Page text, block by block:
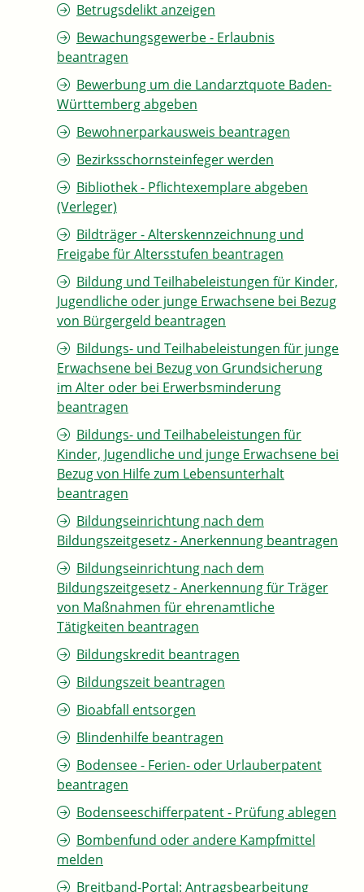
Betrugsdelikt anzeigen
Bewachungsgewerbe - Erlaubnis
beantragen
Bewerbung um die Landarztquote Baden-
Württemberg abgeben
Bewohnerparkausweis beantragen
Bezirksschornsteinfeger werden
Bibliothek - Pflichtexemplare abgeben
(Verleger)
Bildträger - Alterskennzeichnung und
Freigabe für Altersstufen beantragen
Bildung und Teilhabeleistungen für Kinder,
Jugendliche oder junge Erwachsene bei Bezug
von Bürgergeld beantragen
Bildungs- und Teilhabeleistungen für junge
Erwachsene bei Bezug von Grundsicherung
im Alter oder bei Erwerbsminderung
beantragen
Bildungs- und Teilhabeleistungen für
Kinder, Jugendliche und junge Erwachsene bei
Bezug von Hilfe zum Lebensunterhalt
beantragen
Bildungseinrichtung nach dem
Bildungszeitgesetz - Anerkennung beantragen
Bildungseinrichtung nach dem
Bildungszeitgesetz - Anerkennung für Träger
von Maßnahmen für ehrenamtliche
Tätigkeiten beantragen
Bildungskredit beantragen
Bildungszeit beantragen
Bioabfall entsorgen
Blindenhilfe beantragen
Bodensee - Ferien- oder Urlauberpatent
beantragen
Bodenseeschifferpatent - Prüfung ablegen
Bombenfund oder andere Kampfmittel
melden
Breitband-Portal: Antragsbearbeitung